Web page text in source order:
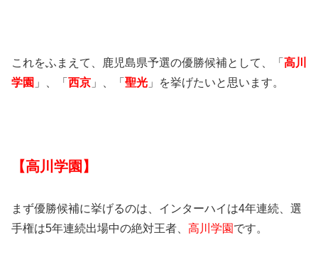
これをふまえて、鹿児島県予選の優勝候補として、「 高川
学園 」、「 西京 」、「 聖光 」を挙げたいと思います。
【高川学園】
まず優勝候補に挙げるのは、インターハイは4年連続、選
手権は5年連続出場中の絶対王者、 高川学園 です。